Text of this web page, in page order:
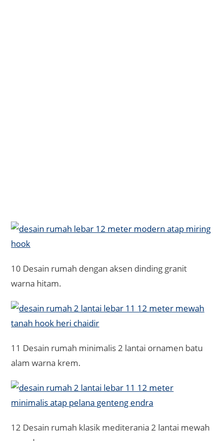
10 Desain rumah dengan aksen dinding granit
warna hitam.
11 Desain rumah minimalis 2 lantai ornamen batu
alam warna krem.
12 Desain rumah klasik mediterania 2 lantai mewah